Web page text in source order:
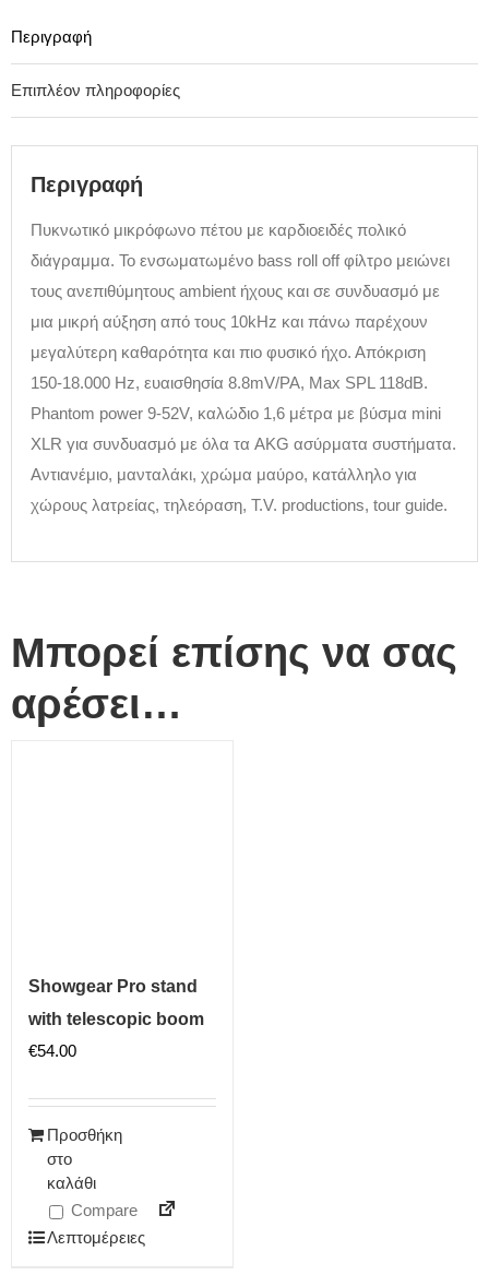
Περιγραφή
Επιπλέον πληροφορίες
Περιγραφή
Πυκνωτικό μικρόφωνο πέτου με καρδιοειδές πολικό
διάγραμμα. Το ενσωματωμένο bass roll off φίλτρο μειώνει
τους ανεπιθύμητους ambient ήχους και σε συνδυασμό με
μια μικρή αύξηση από τους 10kHz και πάνω παρέχουν
μεγαλύτερη καθαρότητα και πιο φυσικό ήχο. Απόκριση
150-18.000 Hz, ευαισθησία 8.8mV/PA, Max SPL 118dB.
Phantom power 9-52V, καλώδιο 1,6 μέτρα με βύσμα mini
XLR για συνδυασμό με όλα τα AKG ασύρματα συστήματα.
Αντιανέμιο, μανταλάκι, χρώμα μαύρο, κατάλληλο για
χώρους λατρείας, τηλεόραση, T.V. productions, tour guide.
Μπορεί επίσης να σας
αρέσει…
Showgear Pro stand
with telescopic boom
€54.00
Προσθήκη
στο
καλάθι
Compare
Λεπτομέρειες